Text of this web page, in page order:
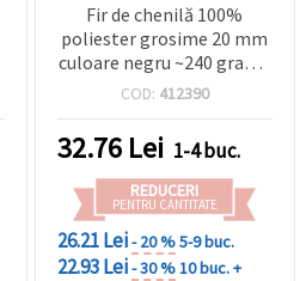
Fir de chenilă 100%
poliester grosime 20 mm
culoare negru ~240 grame
-25 metri
COD: 412390
32.76 Lei 1-4 buc.
REDUCERI
PENTRU CANTITATE
26.21 Lei- 20 %5-9 buc.
22.93 Lei- 30 %10 buc. +